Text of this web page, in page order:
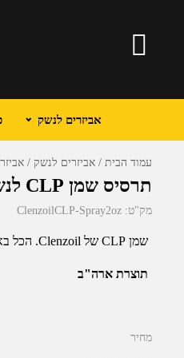
אביזרים לנשק
עמוד הבית אביזרים לנשק
תרסיס שמן CLP לנשק 60 מ"ל – CLENZOIL
מק"ט: ClenzoilCLP-Spray2oz
שמן CLP של Clenzoil. הכל באחד - גם מסיר פיח וגם שמן.
תוצרת ארה"ב
מחיר